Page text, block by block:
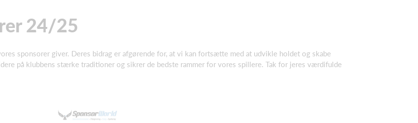
24/25
sponsorer giver. Deres bidrag er afgørende for, at vi kan fortsætte med at udvikle holdet og skabe
på klubbens stærke traditioner og sikrer de bedste rammer for vores spillere. Tak for jeres værdifulde